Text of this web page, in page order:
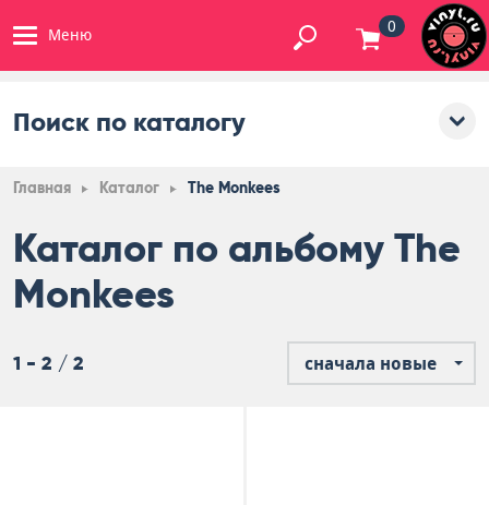
Меню 0
Поиск по каталогу
Главная Каталог The Monkees
Каталог по альбому The
Monkees
1 - 2 / 2 сначала новые